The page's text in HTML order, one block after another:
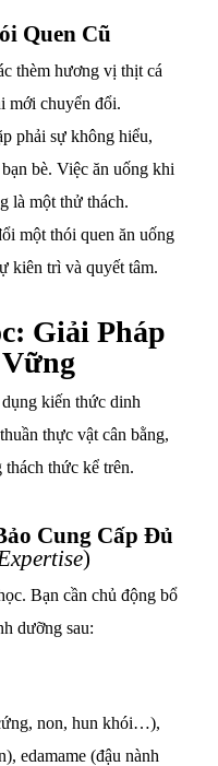
Quen Cũ
thèm hương vị thịt cá
mới chuyển đổi.
phải sự không hiểu,
bè. Việc ăn uống khi
là một thử thách.
một thói quen ăn uống
kiên trì và quyết tâm.
Giải Pháp
kiến thức dinh
thực vật cân bằng,
thức kể trên.
Cung Cấp Đủ
)
Bạn cần chủ động bổ
dưỡng sau:
non, hun khói…),
edamame (đậu nành